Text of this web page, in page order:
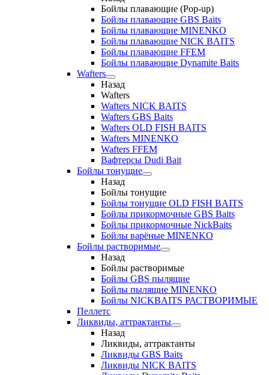
Бойлы плавающие (Pop-up)
Бойлы плавающие GBS Baits
Бойлы плавающие MINENKO
Бойлы плавающие NICK BAITS
Бойлы плавающие FFEM
Бойлы плавающие Dynamite Baits
Wafters
Назад
Wafters
Wafters NICK BAITS
Wafters GBS Baits
Wafters OLD FISH BAITS
Wafters MINENKO
Wafters FFEM
Вафтерсы Dudi Bait
Бойлы тонущие
Назад
Бойлы тонущие
Бойлы тонущие OLD FISH BAITS
Бойлы прикормочные GBS Baits
Бойлы прикормочные NickBaits
Бойлы варёные MINENKO
Бойлы растворимые
Назад
Бойлы растворимые
Бойлы GBS пылящие
Бойлы пылящие MINENKO
Бойлы NICKBAITS РАСТВОРИМЫЕ
Пеллетс
Ликвиды, аттрактанты
Назад
Ликвиды, аттрактанты
Ликвиды GBS Baits
Ликвиды NICK BAITS